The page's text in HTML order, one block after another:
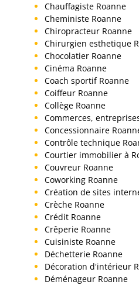
Chauffagiste Roanne
Cheministe Roanne
Chiropracteur Roanne
Chirurgien esthetique
Chocolatier Roanne
Cinéma Roanne
Coach sportif Roanne
Coiffeur Roanne
Collège Roanne
Commerces,
Concessionnaire
Contrôle technique
Courtier immobilier à
Couvreur Roanne
Coworking Roanne
Création de sites
Crèche Roanne
Crédit Roanne
Crêperie Roanne
Cuisiniste Roanne
Déchetterie Roanne
Décoration d'intérieur
Déménageur Roanne